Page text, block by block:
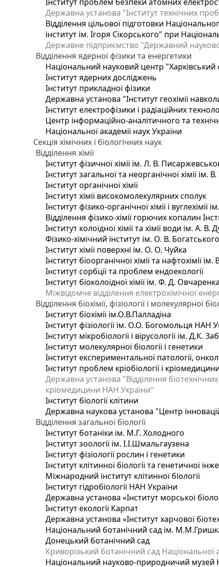
Державна установа "Інститут технічних
Відділення цільової підготовки
інститут ім. Ігоря Сікорського" при
Державне підприємство "Державний
Відділення ядерної фізики та енергетики
Національний науковий центр "Харківський
Інститут ядерних досліджень
Інститут прикладної фізики
Державна установа "Інститут геохімії
Інститут електрофізики і радіаційних
Центр інформаційно-аналітичного та
Національної академії наук України
Секція хімічних і біологічних наук
Відділення хімії
Інститут фізичної хімії ім. Л. В.
Інститут загальної та неорганічної хімії ім.
Інститут органічної хімії
Інститут хімії високомолекулярних сполук
Інститут фізико-органічної хімії і
Відділення фізико-хімії горючих копалин
Інститут колоїдної хімії та хімії води ім. А.
Фізико-хімічний інститут ім. О. В.
Інститут хімії поверхні ім. О. О. Чуйка
Інститут біоорганічної хімії та нафтохімії
Інститут сорбції та проблем ендоекології
Інститут біоколоїдної хімії ім. Ф. Д.
Міжвідомче відділення електрохімічної
Відділення біохімії, фізіології і молекулярної
Інститут біохімії ім.О.В.Палладіна
Інститут фізіології ім. О.О. Богомольця НАН
Інститут мікробіології і вірусології ім. Д.К.
Інститут молекулярної біології і генетики
Інститут експериментальної патології,
Інститут проблем кріобіології і
Державна установа "Відділення
кріомедицини НАН України"
Інститут біології клітини
Державна наукова установа "Центр
Відділення загальної біології
Інститут ботаніки ім. М.Г. Холодного
Інститут зоології ім. І.І.Шмальгаузена
Інститут фізіології рослин і генетики
Інститут клітинної біології та генетичної
Міжнародний інститут клітинної біології
Інститут гідробіології НАН України
Державна установа «Інститут морської
Інститут екології Карпат
Державна установа «Інститут харчової
Національний ботанічний сад ім.
Донецький ботанічний сад
Криворізький ботанічний сад Національної
Національний науково-природничий музей